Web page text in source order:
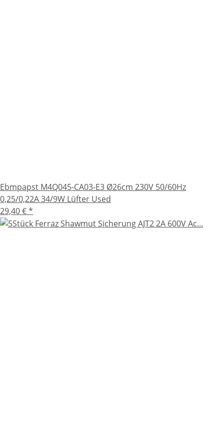
Ebmpapst M4Q045-CA03-E3 Ø26cm 230V 50/60Hz
0,25/0,22A 34/9W Lüfter Used
29,40 €*